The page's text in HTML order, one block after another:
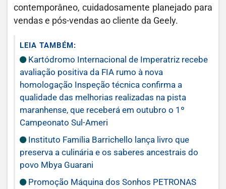
contemporâneo, cuidadosamente planejado para
vendas e pós-vendas ao cliente da Geely.
LEIA TAMBÉM:
Kartódromo Internacional de Imperatriz recebe
avaliação positiva da FIA rumo à nova
homologação Inspeção técnica confirma a
qualidade das melhorias realizadas na pista
maranhense, que receberá em outubro o 1º
Campeonato Sul-Ameri
Instituto Família Barrichello lança livro que
preserva a culinária e os saberes ancestrais do
povo Mbya Guarani
Promoção Máquina dos Sonhos PETRONAS